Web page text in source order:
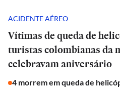
ACIDENTE AÉREO
Vítimas de queda de
turistas colombianas da
celebravam aniversário
4 morrem em queda de